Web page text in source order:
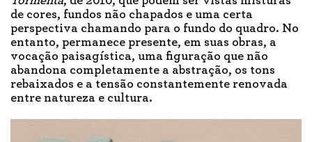
de cores, fundos não chapados e uma certa
perspectiva chamando para o fundo do quadro. No
entanto, permanece presente, em suas obras, a
vocação paisagística, uma figuração que não
abandona completamente a abstração, os tons
rebaixados e a tensão constantemente renovada
entre natureza e cultura.